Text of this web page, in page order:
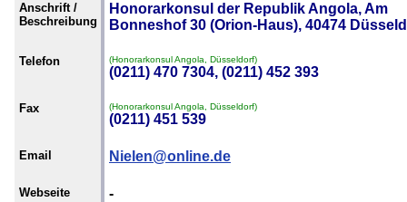
Anschrift /
Beschreibung
Honorarkonsul der Republik Angola, Am
Bonneshof 30 (Orion-Haus), 40474
Telefon (Honorarkonsul Angola, Düsseldorf)
(0211) 470 7304, (0211) 452 393
Fax (Honorarkonsul Angola, Düsseldorf)
(0211) 451 539
Email Nielen@online.de
Webseite -